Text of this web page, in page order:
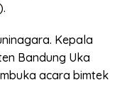
).
Kepala
Bandung Uka
acara bimtek